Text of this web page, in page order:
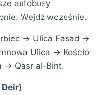
autobusy
Wejdź wcześnie.
→ Ulica Fasad →
Ulica → Kościół
→ Qasr al-Bint.